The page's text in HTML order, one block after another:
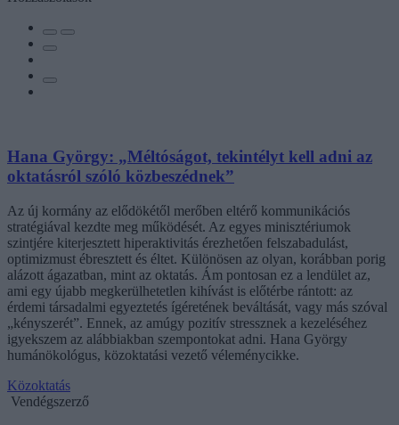
Hana György: „Méltóságot, tekintélyt kell adni az
oktatásról szóló közbeszédnek”
Az új kormány az elődökétől merőben eltérő kommunikációs
stratégiával kezdte meg működését. Az egyes minisztériumok
szintjére kiterjesztett hiperaktivitás érezhetően felszabadulást,
optimizmust ébresztett és éltet. Különösen az olyan, korábban porig
alázott ágazatban, mint az oktatás. Ám pontosan ez a lendület az,
ami egy újabb megkerülhetetlen kihívást is előtérbe rántott: az
érdemi társadalmi egyeztetés ígéretének beváltását, vagy más szóval
„kényszerét”. Ennek, az amúgy pozitív stressznek a kezeléséhez
igyekszem az alábbiakban szempontokat adni. Hana György
humánökológus, közoktatási vezető véleménycikke.
Közoktatás
Vendégszerző